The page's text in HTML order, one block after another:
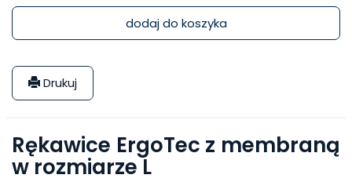
dodaj do koszyka
Drukuj
Rękawice ErgoTec z membraną
w rozmiarze L